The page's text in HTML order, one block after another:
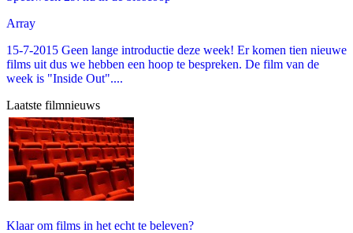
Array
15-7-2015 Geen lange introductie deze week! Er komen tien nieuwe
films uit dus we hebben een hoop te bespreken. De film van de
week is "Inside Out"....
Laatste filmnieuws
Klaar om films in het echt te beleven?